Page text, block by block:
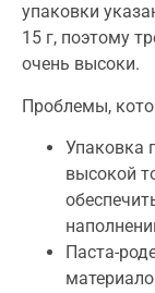
упаковки
15 г, поэтому
очень высоки.
Проблемы,
Упаковка
высокой
Паста-